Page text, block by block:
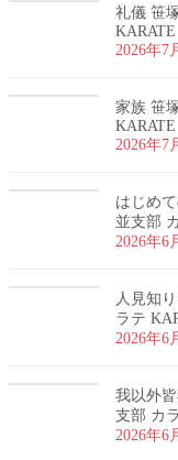
礼儀 笹
KARATE
2026年7
家族 笹
KARATE
2026年7
はじめ
並支部
2026年6
人見知
ラテ
2026年6
我以外
支部 カ
2026年6